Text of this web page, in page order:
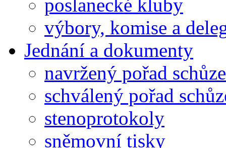
poslanecké kluby
výbory, komise a
Jednání a dokumenty
navržený pořad schůze
schválený pořad
stenoprotokoly
sněmovní tisky